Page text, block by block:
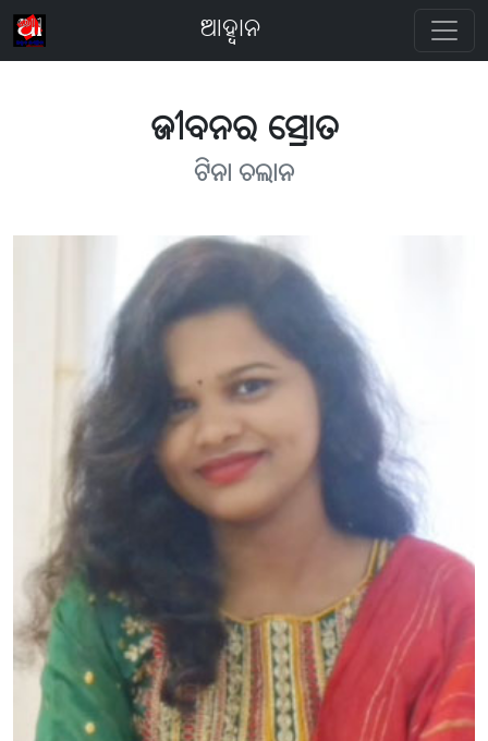
ଆହ୍ବାନ
ଜୀବନର ସ୍ରୋତ
ଟିନା ଚଲାନ